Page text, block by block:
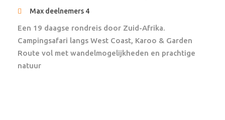
via de Cape Cross Seal Colony rijden en bij helder
Verken Damaraland en de highlights in de omgeving.
Start bijvoorbeeld met de Organ Pies en het Petrified
Forest.
Max deelnemers 4
Een 19 daagse rondreis door Zuid-Afrika.
Campingsafari langs West Coast, Karoo & Garden
Route vol met wandelmogelijkheden en prachtige
natuur